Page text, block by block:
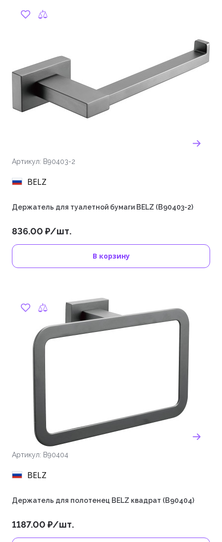
Артикул: B90403-2
BELZ
Держатель для туалетной бумаги BELZ (B90403-2)
836.00 ₽/шт.
В корзину
Артикул: B90404
BELZ
Держатель для полотенец BELZ квадрат (B90404)
1187.00 ₽/шт.